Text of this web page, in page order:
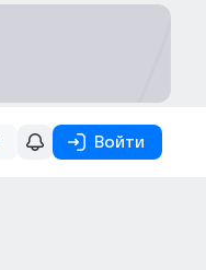
Войти